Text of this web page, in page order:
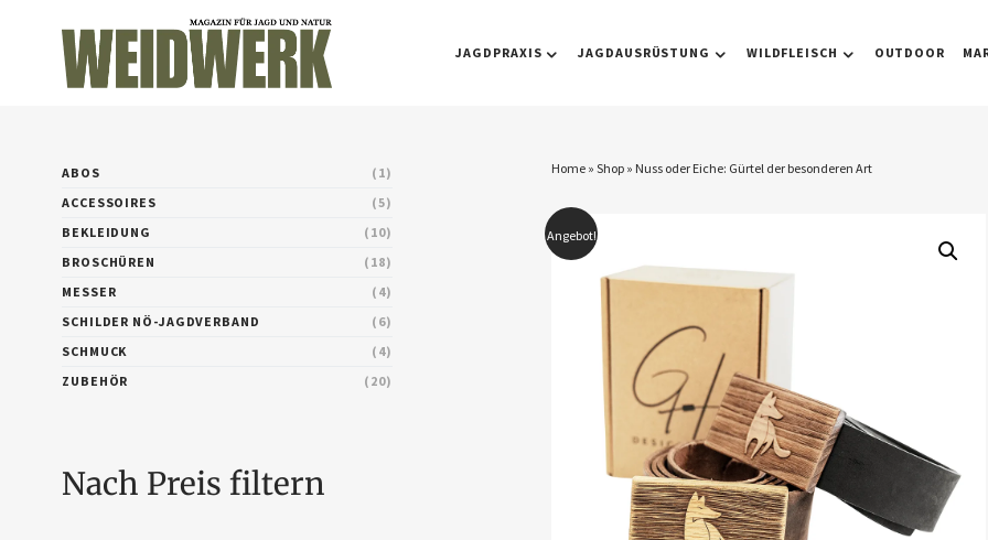
JAGDPRAXIS JAGDAUSRÜSTUNG WILDFLEISCH OUTDOOR
Home » Shop » Nuss oder Eiche: Gürtel der besonderen Art
Angebot!
ABOS
1
ACCESSOIRES
5
BEKLEIDUNG
10
BROSCHÜREN
18
MESSER
4
SCHILDER NÖ-JAGDVERBAND
6
SCHMUCK
4
ZUBEHÖR
20
Nach Preis filtern